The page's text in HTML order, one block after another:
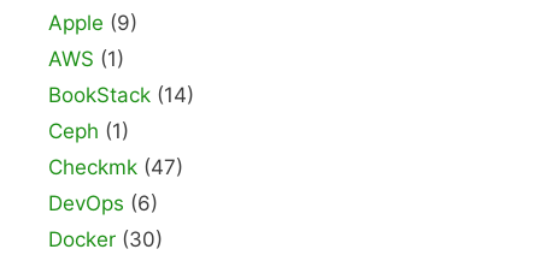
Apple (9)
AWS (1)
BookStack (14)
Ceph (1)
Checkmk (47)
DevOps (6)
Docker (30)